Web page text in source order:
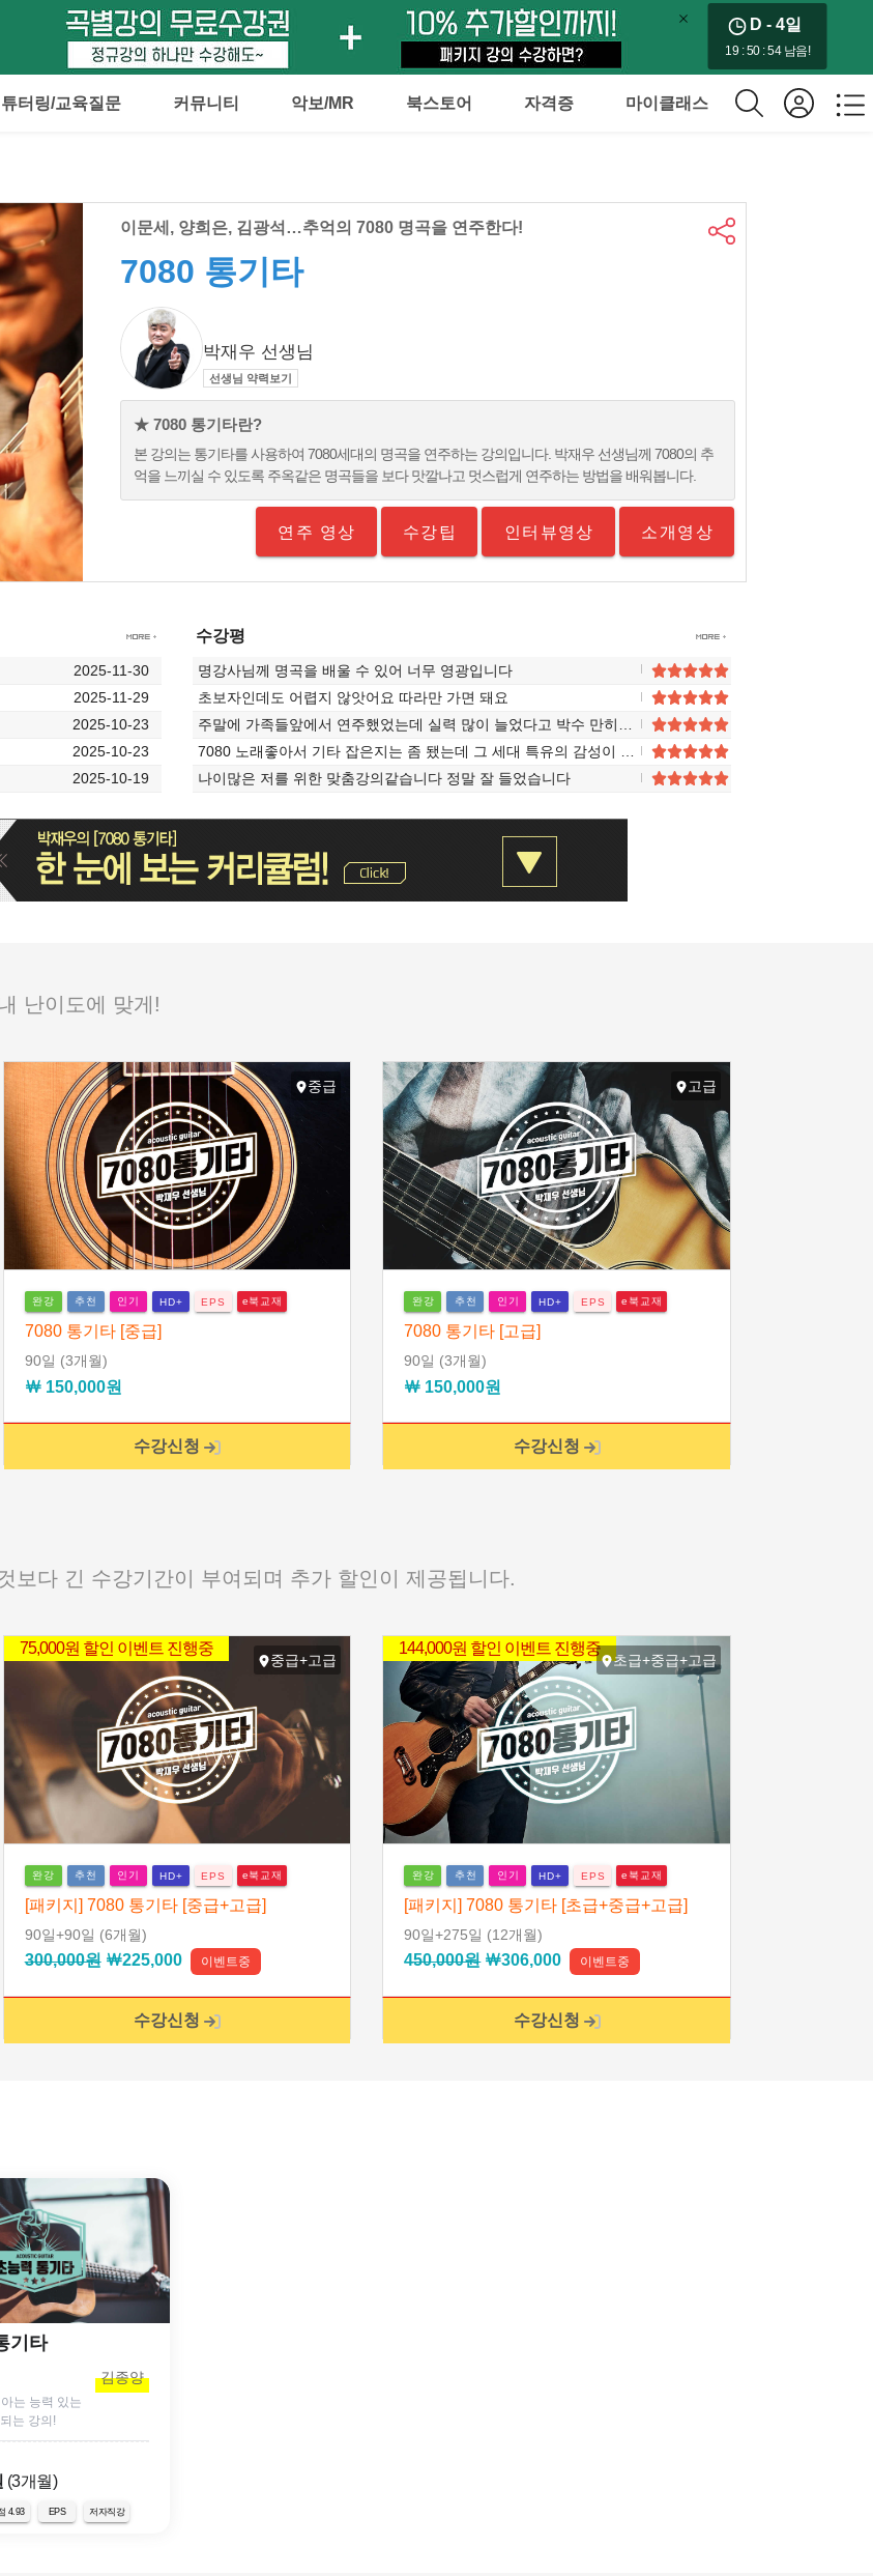
D - 4일
19 : 50 : 52 남음!
튜터링/교육질문 커뮤니티 악보/MR 북스토어 자격증 마이클래스
이문세, 양희은, 김광석…추억의 7080 명곡을 연주한다!
7080 통기타
박재우 선생님
선생님 약력보기
★ 7080 통기타란?
본 강의는 통기타를 사용하여 7080세대의 명곡을 연주하는 강의입니다. 박재우 선생님께 7080의 추
억을 느끼실 수 있도록 주옥같은 명곡들을 보다 맛깔나고 멋스럽게 연주하는 방법을 배워봅니다.
연주 영상 수강팁 인터뷰영상 소개영상
2025-11-30
2025-11-29
2025-10-23
2025-10-23
2025-10-19
수강평
명강사님께 명곡을 배울 수 있어 너무 영광입니다
초보자인데도 어렵지 않앗어요 따라만 가면 돼요
나이많은 저를 위한 맞춤강의같습니다 정말 잘 들었습니다
난이도에 맞게!
중급
완강 추천 인기 HD+ EPS e북교재
7080 통기타 [중급]
90일 (3개월)
￦ 150,000원
수강신청
고급
완강 추천 인기 HD+ EPS e북교재
7080 통기타 [고급]
90일 (3개월)
￦ 150,000원
수강신청
보다 긴 수강기간이 부여되며 추가 할인이 제공됩니다.
75,000원 할인 이벤트 진행중
중급+고급
완강 추천 인기 HD+ EPS e북교재
[패키지] 7080 통기타 [중급+고급]
90일+90일 (6개월)
300,000원￦225,000 이벤트중
수강신청
144,000원 할인 이벤트 진행중
초급+중급+고급
완강 추천 인기 HD+ EPS e북교재
[패키지] 7080 통기타 [초급+중급+고급]
90일+275일 (12개월)
450,000원￦306,000 이벤트중
수강신청
기타
김종양
는 능력 있는
는 강의!
(3개월)
4.93 EPS 저자직강